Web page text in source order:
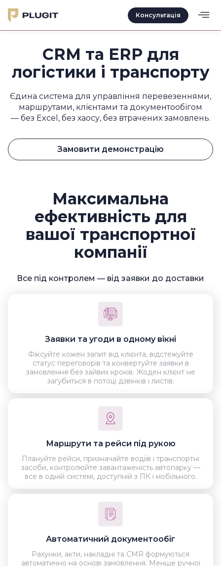
Консультація
CRM та ERP для
логістики і транспорту
Єдина система для управління перевезеннями,
маршрутами, клієнтами та документообігом
— без Excel, без хаосу, без втрачених замовлень.
Замовити демонстрацію
Максимальна
ефективність для
вашої транспортної
компанії
Все під контролем — від заявки до доставки
Заявки та угоди в одному вікні
Фіксуйте кожен запит від клієнта, відстежуйте
статус переговорів та конвертуйте заявки в
замовлення без зайвих кроків. Жоден клієнт не
загубиться в потоці дзвінків і листів.
Маршрути та рейси під рукою
Плануйте рейси, призначайте водіїв і транспортні
засоби, контролюйте завантаженість автопарку —
все в одній системі, доступній з ПК і мобільного.
Автоматичний документообіг
Рахунки, акти, накладні та CMR формуються
автоматично на основі замовлення. Менше ручної